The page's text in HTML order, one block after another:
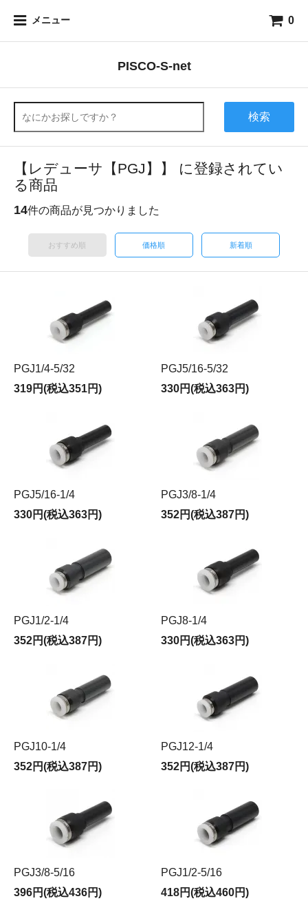
メニュー 0
PISCO-S-net
検索
【レデューサ【PGJ】】 に登録されてい
る商品
14件の商品が見つかりました
おすすめ順 価格順 新着順
PGJ1/4-5/32
319円(税込351円)
PGJ5/16-5/32
330円(税込363円)
PGJ5/16-1/4
330円(税込363円)
PGJ3/8-1/4
352円(税込387円)
PGJ1/2-1/4
352円(税込387円)
PGJ8-1/4
330円(税込363円)
PGJ10-1/4
352円(税込387円)
PGJ12-1/4
352円(税込387円)
PGJ3/8-5/16
396円(税込436円)
PGJ1/2-5/16
418円(税込460円)